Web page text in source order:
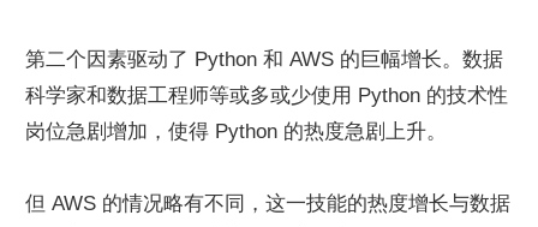
第二个因素驱动了 Python 和 AWS 的巨幅增长。数据
科学家和数据工程师等或多或少使用 Python 的技术性
岗位急剧增加，使得 Python 的热度急剧上升。
但 AWS 的情况略有不同，这一技能的热度增长与数据